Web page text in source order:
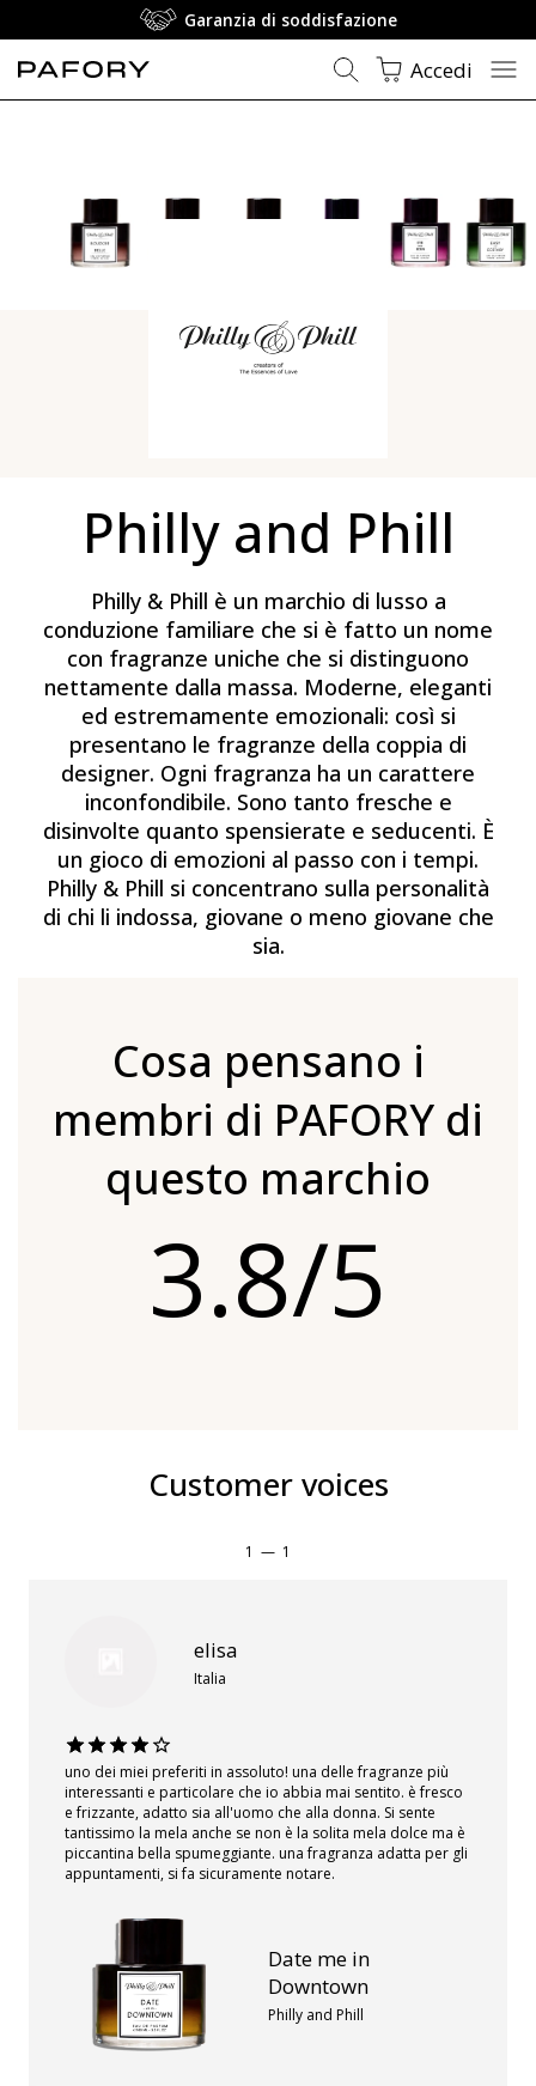
Garanzia di soddisfazione
Accedi
Philly and Phill
Philly & Phill è un marchio di lusso a
conduzione familiare che si è fatto un nome
con fragranze uniche che si distinguono
nettamente dalla massa. Moderne, eleganti
ed estremamente emozionali: così si
presentano le fragranze della coppia di
designer. Ogni fragranza ha un carattere
inconfondibile. Sono tanto fresche e
disinvolte quanto spensierate e seducenti. È
un gioco di emozioni al passo con i tempi.
Philly & Phill si concentrano sulla personalità
di chi li indossa, giovane o meno giovane che
sia.
Cosa pensano i
membri di PAFORY di
questo marchio
3.8/5
Customer voices
1 — 1
elisa
Italia
uno dei miei preferiti in assoluto! una delle fragranze più
interessanti e particolare che io abbia mai sentito. è fresco
e frizzante, adatto sia all'uomo che alla donna. Si sente
tantissimo la mela anche se non è la solita mela dolce ma è
piccantina bella spumeggiante. una fragranza adatta per gli
appuntamenti, si fa sicuramente notare.
Date me in
Downtown
Philly and Phill